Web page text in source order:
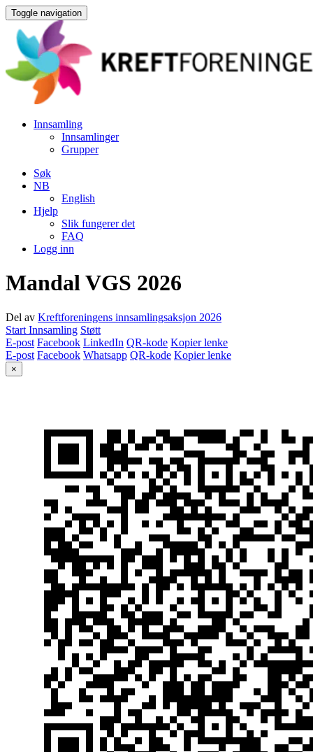
Toggle navigation
Innsamling
Innsamlinger
Grupper
Søk
NB
English
Hjelp
Slik fungerer det
FAQ
Logg inn
Mandal VGS 2026
Del av Kreftforeningens innsamlingsaksjon 2026
Start Innsamling Støtt
E-post Facebook LinkedIn QR-kode Kopier lenke
E-post Facebook Whatsapp QR-kode Kopier lenke
×